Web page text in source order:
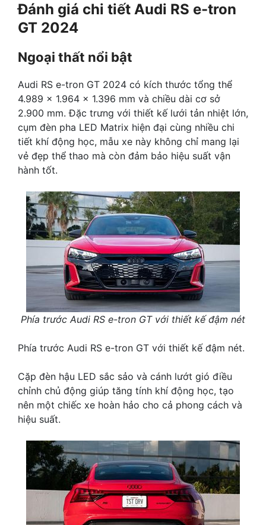
Đánh giá chi tiết Audi RS e-tron
GT 2024
Ngoại thất nổi bật
Audi RS e-tron GT 2024 có kích thước tổng thể
4.989 x 1.964 x 1.396 mm và chiều dài cơ sở
2.900 mm. Đặc trưng với thiết kế lưới tản nhiệt lớn,
cụm đèn pha LED Matrix hiện đại cùng nhiều chi
tiết khí động học, mẫu xe này không chỉ mang lại
vẻ đẹp thể thao mà còn đảm bảo hiệu suất vận
hành tốt.
Phía trước Audi RS e-tron GT với thiết kế đậm nét
Phía trước Audi RS e-tron GT với thiết kế đậm nét.
Cặp đèn hậu LED sắc sảo và cánh lướt gió điều
chỉnh chủ động giúp tăng tính khí động học, tạo
nên một chiếc xe hoàn hảo cho cả phong cách và
hiệu suất.